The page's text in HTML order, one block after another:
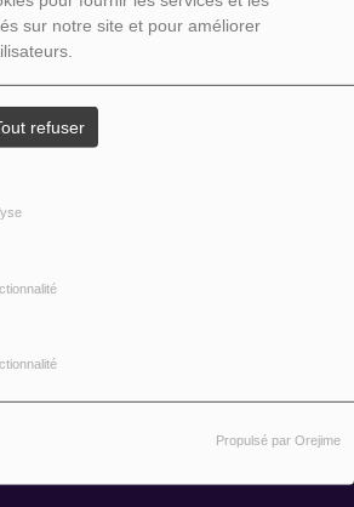
sur notre site et pour améliorer
refuser
Propulsé par Orejime